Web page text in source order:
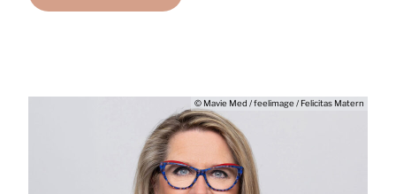
© Mavie Med / feelimage / Felicitas Matern